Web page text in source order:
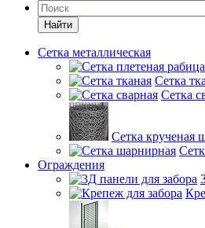
Найти
Сетка металлическая
Сетка
Сетка
Сетка крученая
Ограждения